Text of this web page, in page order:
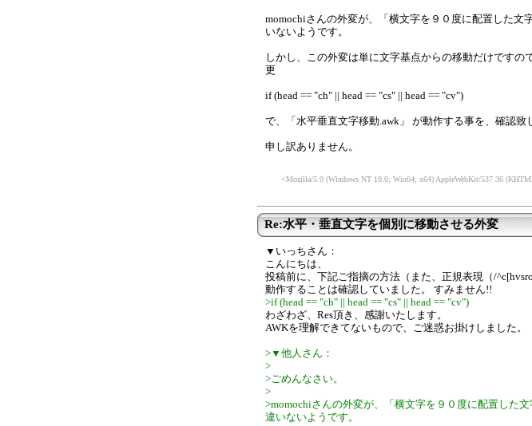
momochiさんの外変が、「横文字を９０度に配置した文
いないようです。
しかし、この外変は単に文字基点からの移動だけですの
更
if (head == "ch" || head == "cs" || head == "cv")
で、「水平垂直文字移動.awk」 が動作する事を、確認致
申し訳ありません。
<Mozilla/5.0 (Windows NT 10.0; Win64; x64) AppleWebKit/537.36
Re:水平・垂直文字を個別に移動させる外変
▼いっちさん：
こんにちは、
投稿前に、下記ご指摘の方法（また、正規表現（/
動作することは確認していました。 すみません!!
>if (head == "ch" || head == "cs" || head == "cv")
わざわざ、Res頂き、感謝いたします。
AWKを理解できてないもので、ご迷惑お掛けしました。
>▼他人さん：
>
>ごめんなさい。
>
>momochiさんの外変が、「横文字を９０度に配置した
違いないようです。